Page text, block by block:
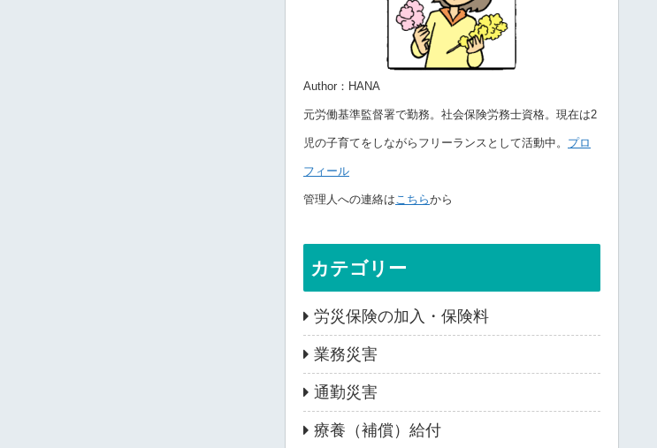
Author：HANA
元労働基準監督署で勤務。社会保険労務士資格。現在は2
児の子育てをしながらフリーランスとして活動中。 プロ
フィール
管理人への連絡はこちらから
カテゴリー
労災保険の加入・保険料
業務災害
通勤災害
療養（補償）給付